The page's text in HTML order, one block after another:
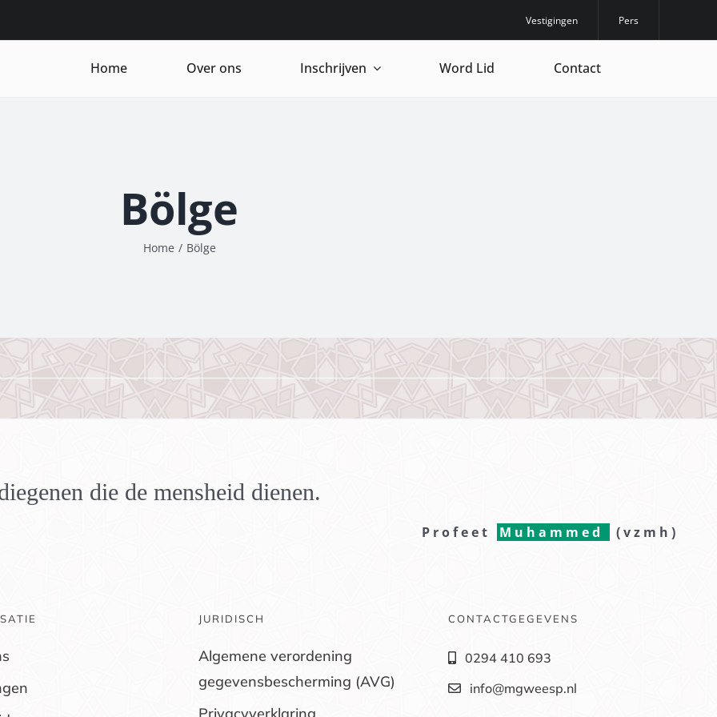
Vestigingen Pers
Home Over ons Inschrijven Word Lid Contact
Bölge
Home / Bölge
die de mensheid dienen.
Profeet Muhammed (vzmh)
JURIDISCH
Algemene verordening
gegevensbescherming (AVG)
CONTACTGEGEVENS
0294 410 693
info@mgweesp.nl